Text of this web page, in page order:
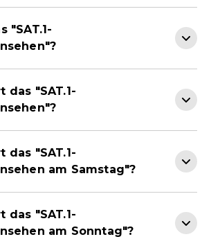
"SAT.1-
"SAT.1-
"SAT.1-
am Samstag"?
"SAT.1-
am Sonntag"?